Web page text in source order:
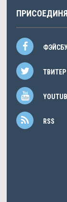
ТВИТЕР
RSS